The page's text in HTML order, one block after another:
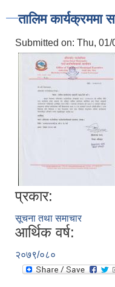
तालिम कार्यक्रममा
Submitted on: Thu, 01/
प्रकार:
सूचना तथा समाचार
आर्थिक वर्ष:
२०७९/०८०